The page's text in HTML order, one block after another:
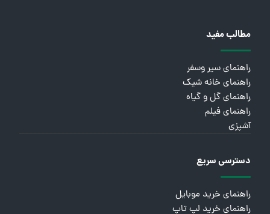
مطالب مفید
راهنمای سیر وسفر
راهنمای خانه شیک
راهنمای گل و گیاه
راهنمای فیلم
آشپزی
دسترسی سریع
راهنمای خرید موبایل
راهنمای خرید لپ تاپ